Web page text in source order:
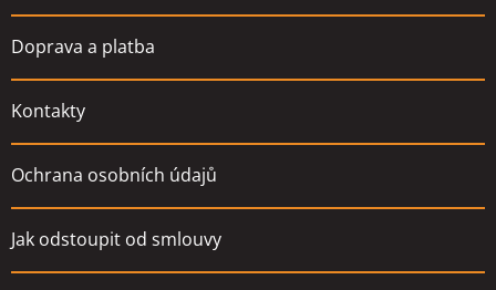
Doprava a platba
Kontakty
Ochrana osobních údajů
Jak odstoupit od smlouvy